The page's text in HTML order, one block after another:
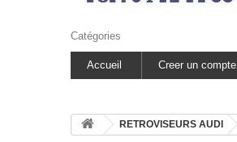
Catégories
Accueil Creer un compte
RETROVISEURS AUDI